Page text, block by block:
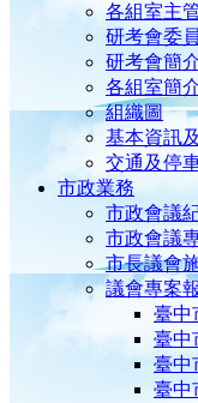
各組室主
研考會委
研考會簡
各組室簡
組織圖
基本資訊
交通及停
市政業務
市政會議
市政會議
市長議會
議會專案
臺中
臺中
臺中
臺中